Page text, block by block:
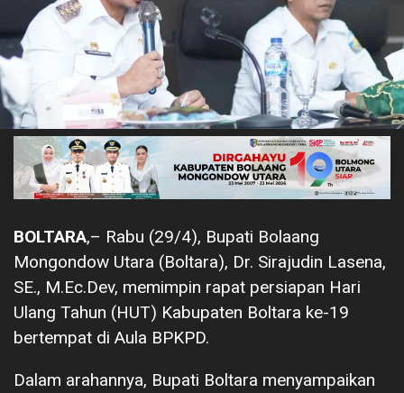
BOLTARA,– Rabu (29/4), Bupati Bolaang
Mongondow Utara (Boltara), Dr. Sirajudin Lasena,
SE., M.Ec.Dev, memimpin rapat persiapan Hari
Ulang Tahun (HUT) Kabupaten Boltara ke-19
bertempat di Aula BPKPD.
Dalam arahannya, Bupati Boltara menyampaikan